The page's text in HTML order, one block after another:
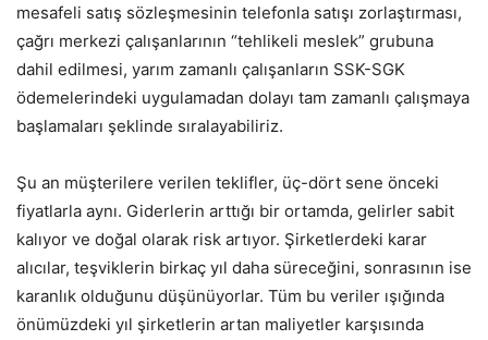
mesafeli satış sözleşmesinin telefonla satışı zorlaştırması,
çağrı merkezi çalışanlarının “tehlikeli meslek” grubuna
dahil edilmesi, yarım zamanlı çalışanların SSK-SGK
ödemelerindeki uygulamadan dolayı tam zamanlı çalışmaya
başlamaları şeklinde sıralayabiliriz.
Şu an müşterilere verilen teklifler, üç-dört sene önceki
fiyatlarla aynı. Giderlerin arttığı bir ortamda, gelirler sabit
kalıyor ve doğal olarak risk artıyor. Şirketlerdeki karar
alıcılar, teşviklerin birkaç yıl daha süreceğini, sonrasının ise
karanlık olduğunu düşünüyorlar. Tüm bu veriler ışığında
önümüzdeki yıl şirketlerin artan maliyetler karşısında